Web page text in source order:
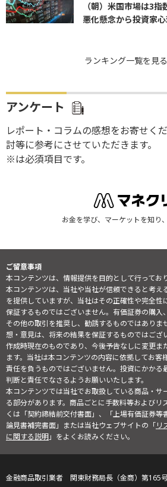
（朝）米国市場は3
悪化懸念から投資家
ランキング一覧を見る
アンケート
レポート・コラムの感想をお寄せく
討等に参考にさせていただきます。
※は必須項目です。
お金を学び、マーケットを知り
ご留意事項
本コンテンツは、情報提供を目的として行っており
本コンテンツは、当社や当社が信頼できると考え
を提供していますが、当社はその正確性や完全性
保証するものではございません。有価証券の購入
その他の取引を推奨し、勧誘するものではありま
想・意見は、将来の結果を保証するものではござ
作成時現在のものであり、今後予告なしに変更ま
ます。当社は本コンテンツの内容に依拠してお客
責任を負うものではございません。投資にかかる
判断と責任でなさるようお願いいたします。
本コンテンツでは当社でお取扱している商品・サ
る部分があります。商品ごとに手数料等およびリ
くは「契約締結前交付書面」、「上場有価証券等
論見書補完書面」または当社ウェブサイトの「リ
に関する説明」をよくお読みください。
金融商品取引業者 関東財務局長（金商）第165